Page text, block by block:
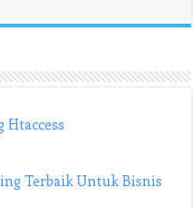
Htaccess
Terbaik Untuk Bisnis